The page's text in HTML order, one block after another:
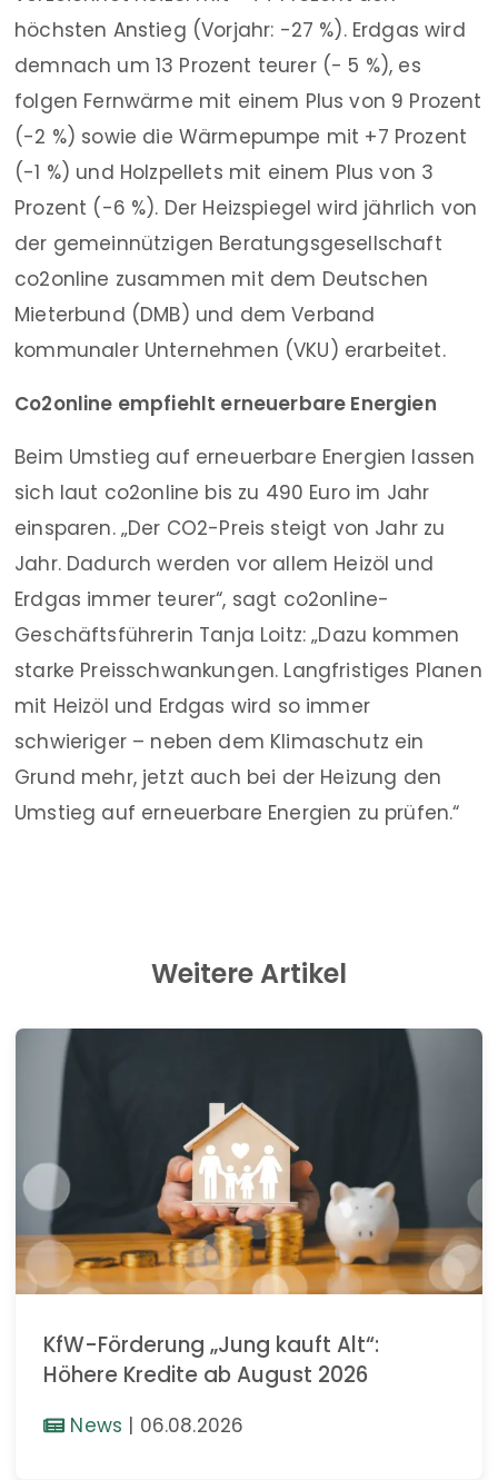
höchsten Anstieg (Vorjahr: -27 %). Erdgas wird
demnach um 13 Prozent teurer (- 5 %), es
folgen Fernwärme mit einem Plus von 9 Prozent
(-2 %) sowie die Wärmepumpe mit +7 Prozent
(-1 %) und Holzpellets mit einem Plus von 3
Prozent (-6 %). Der Heizspiegel wird jährlich von
der gemeinnützigen Beratungsgesellschaft
co2online zusammen mit dem Deutschen
Mieterbund (DMB) und dem Verband
kommunaler Unternehmen (VKU) erarbeitet.
Co2online empfiehlt erneuerbare Energien
Beim Umstieg auf erneuerbare Energien lassen
sich laut co2online bis zu 490 Euro im Jahr
einsparen. „Der CO2-Preis steigt von Jahr zu
Jahr. Dadurch werden vor allem Heizöl und
Erdgas immer teurer“, sagt co2online-
Geschäftsführerin Tanja Loitz: „Dazu kommen
starke Preisschwankungen. Langfristiges Planen
mit Heizöl und Erdgas wird so immer
schwieriger – neben dem Klimaschutz ein
Grund mehr, jetzt auch bei der Heizung den
Umstieg auf erneuerbare Energien zu prüfen.“
Weitere Artikel
KfW-Förderung „Jung kauft Alt“:
Höhere Kredite ab August 2026
News | 06.08.2026